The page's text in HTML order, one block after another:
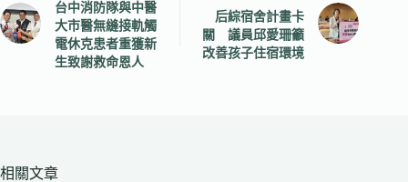
台中消防隊與中醫
大市醫無縫接軌觸
電休克患者重獲新
生致謝救命恩人
后綜宿舍計畫卡
關 議員邱愛珊籲
改善孩子住宿環境
相關文章